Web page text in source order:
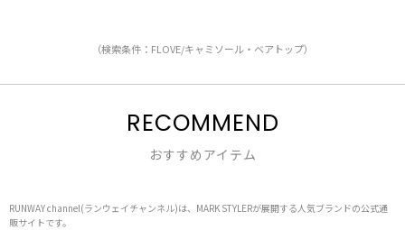
（検索条件：FLOVE/キャミソール・ベアトップ）
RECOMMEND
おすすめアイテム
RUNWAY channel(ランウェイチャンネル)は、MARK STYLERが展開する人気ブランドの公式通
販サイトです。